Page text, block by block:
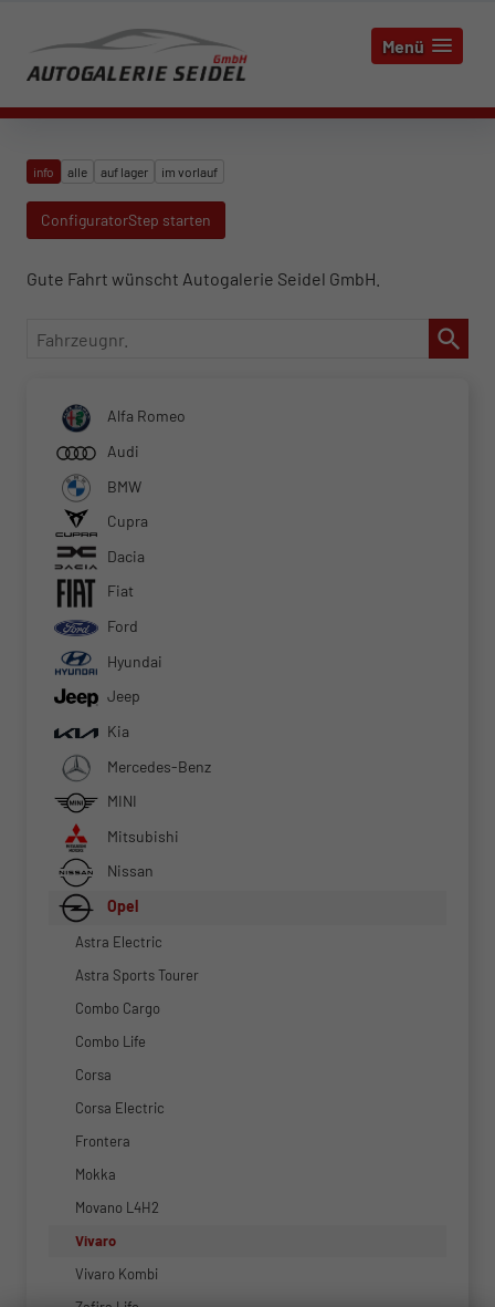
Menü
info alle auf lager im vorlauf
ConfiguratorStep starten
Gute Fahrt wünscht Autogalerie Seidel GmbH.
Fahrzeugnr.
Alfa Romeo
Audi
BMW
Cupra
Dacia
Fiat
Ford
Hyundai
Jeep
Kia
Mercedes-Benz
MINI
Mitsubishi
Nissan
Opel
Astra Electric
Astra Sports Tourer
Combo Cargo
Combo Life
Corsa
Corsa Electric
Frontera
Mokka
Movano L4H2
Vivaro
Vivaro Kombi